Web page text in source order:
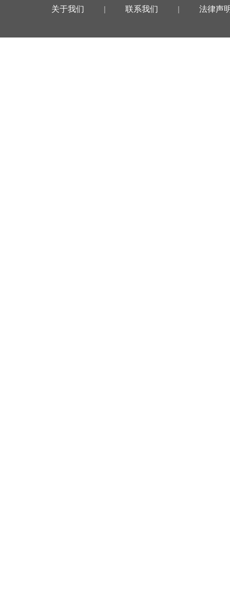
关于我们 | 联系我们 | 法律声